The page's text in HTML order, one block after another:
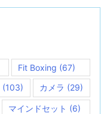
Fit Boxing (67)
(103) カメラ (29)
マインドセット (6)